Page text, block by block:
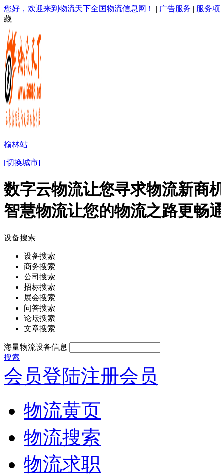
您好，欢迎来到物流天下全国物流信息网！ | 广告服务 | 服务
藏
榆林站
[切换城市]
数字云物流让您寻求物流新商
智慧物流让您的物流之路更畅
设备搜索
设备搜索
商务搜索
公司搜索
招标搜索
展会搜索
问答搜索
论坛搜索
文章搜索
海量物流设备信息
搜索
会员登陆注册会员
物流黄页
物流搜索
物流求职